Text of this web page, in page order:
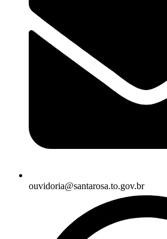
ouvidoria@santarosa.to.gov.br